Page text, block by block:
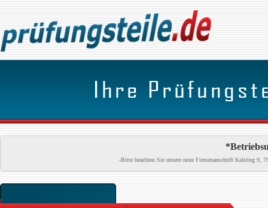
-Bitte beachten Sie unsere neue Firmenanschrift Kaliring 9,